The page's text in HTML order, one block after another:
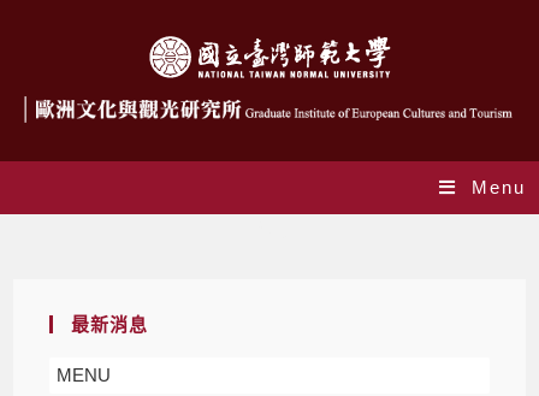
Menu
最新消息
MENU